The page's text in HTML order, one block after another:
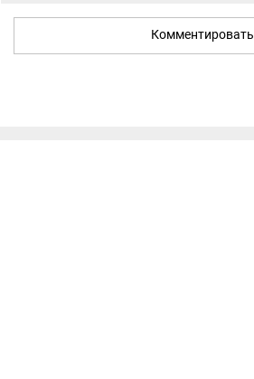
Комментировать